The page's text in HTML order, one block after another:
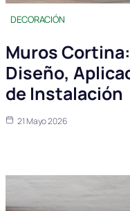
DECORACIÓN
Muros
Diseño,
de Instalación
21 Mayo 2026